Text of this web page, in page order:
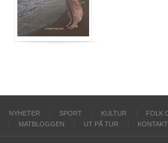
NYHETER SPORT KULTUR FOLK
MATBLOGGEN
UT PÅ TUR